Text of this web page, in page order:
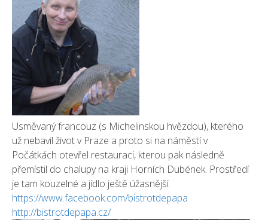
Usměvaný francouz (s Michelinskou hvězdou), kterého
už nebavil život v Praze a proto si na náměstí v
Počátkách otevřel restauraci, kterou pak následně
přemístil do chalupy na kraji Horních Dubének. Prostředí
je tam kouzelné a jídlo ještě úžasnější.
https://www.facebook.com/bistrotdepapa
http://bistrotdepapa.cz/